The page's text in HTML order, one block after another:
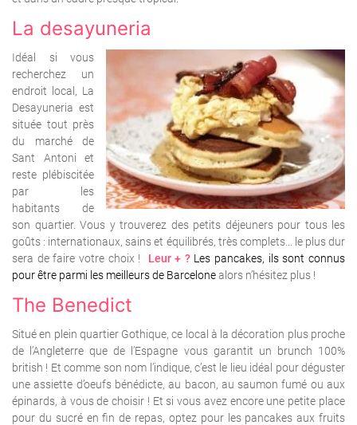
La desayuneria
Idéal si vous
recherchez un
endroit local, La
Desayuneria est
située tout près
du marché de
Sant Antoni et
reste plébiscitée
par les
habitants de
son quartier. Vous y trouverez des petits déjeuners pour tous les
goûts : internationaux, sains et équilibrés, très complets… le plus dur
sera de faire votre choix !
Leur + ? Les pancakes, ils sont connus
pour être parmi les meilleurs de Barcelonealors n’hésitez plus !
The Benedict
Situé en plein quartier Gothique, ce local à la décoration plus proche
de l’Angleterre que de l’Espagne vous garantit un brunch 100%
british ! Et comme son nom l’indique, c’est le lieu idéal pour déguster
une assiette d’oeufs bénédicte, au bacon, au saumon fumé ou aux
épinards, à vous de choisir ! Et si vous avez encore une petite place
pour du sucré en fin de repas, optez pour les pancakes aux fruits